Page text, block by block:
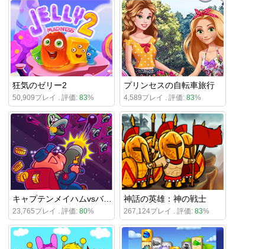
狂気のゼリー2
50,909プレイ . 評価: 83%
プリンセスの自転車旅行
4,589プレイ . 評価: 83%
キャプテンメイハムvsバニーインベーダー
23,765プレイ . 評価: 80%
神話の英雄：神の戦士
267,124プレイ . 評価: 83%